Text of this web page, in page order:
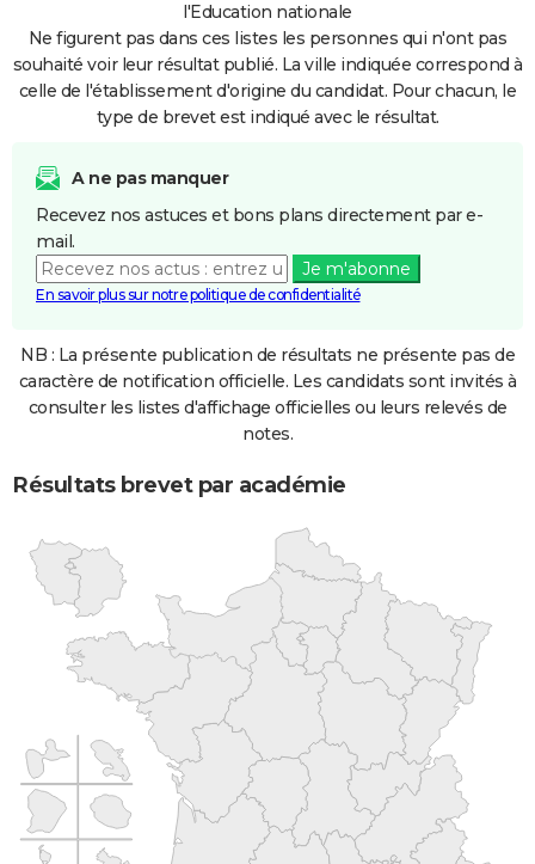
l'Education nationale
Ne figurent pas dans ces listes les personnes qui n'ont pas
souhaité voir leur résultat publié. La ville indiquée correspond à
celle de l'établissement d'origine du candidat. Pour chacun, le
type de brevet est indiqué avec le résultat.
A ne pas manquer
Recevez nos astuces et bons plans directement par e-
mail.
Je m'abonne
En savoir plus sur notre politique de confidentialité
NB : La présente publication de résultats ne présente pas de
caractère de notification officielle. Les candidats sont invités à
consulter les listes d'affichage officielles ou leurs relevés de
notes.
Résultats brevet par académie